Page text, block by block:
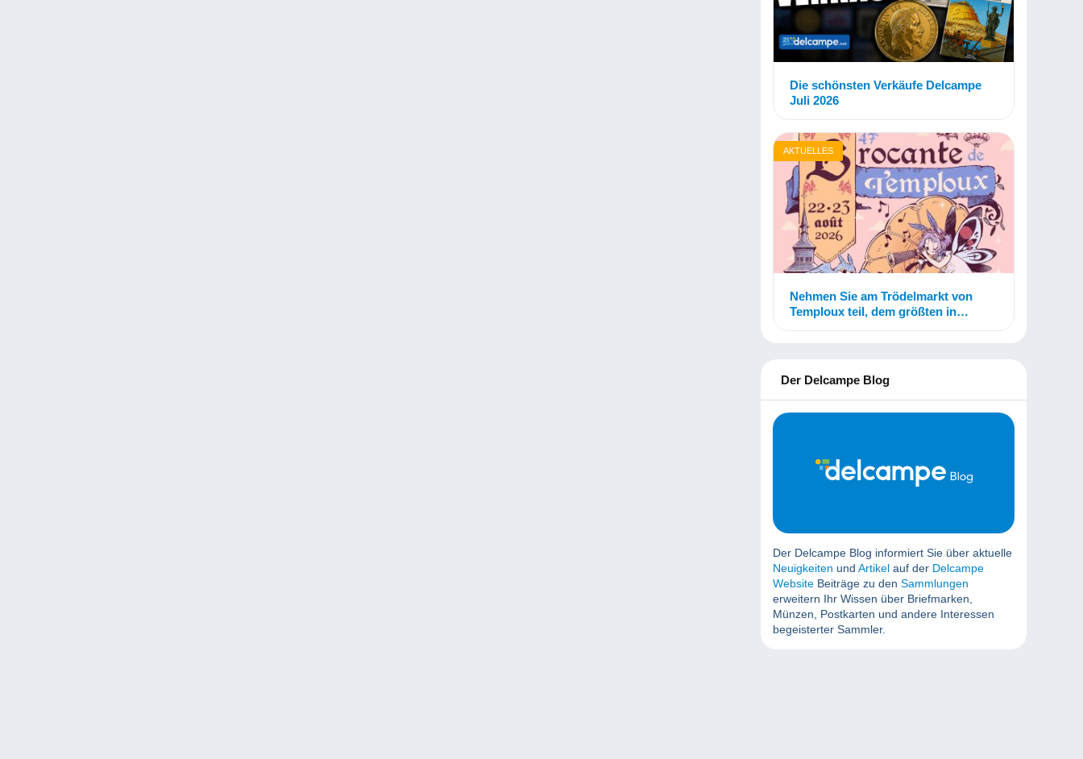
Die schönsten Verkäufe Delcampe
Juli 2026
AKTUELLES
Nehmen Sie am Trödelmarkt von
Temploux teil, dem größten in
Der Delcampe Blog
Der Delcampe Blog informiert Sie über aktuelle
Neuigkeiten und Artikel auf der Delcampe
Website Beiträge zu den Sammlungen
erweitern Ihr Wissen über Briefmarken,
Münzen, Postkarten und andere Interessen
begeisterter Sammler.